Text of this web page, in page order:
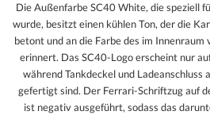
Die Außenfarbe SC40 White, die speziell
wurde, besitzt einen kühlen Ton, der die
betont und an die Farbe des im
erinnert. Das SC40-Logo erscheint nur
während Tankdeckel und Ladeanschluss
gefertigt sind. Der Ferrari-Schriftzug auf
ist negativ ausgeführt, sodass das